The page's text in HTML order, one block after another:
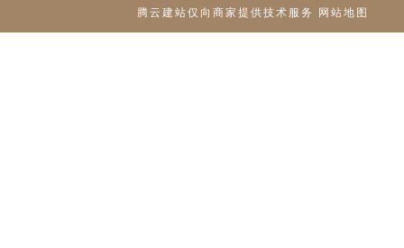
腾云建站仅向商家提供技术服务 网站地图